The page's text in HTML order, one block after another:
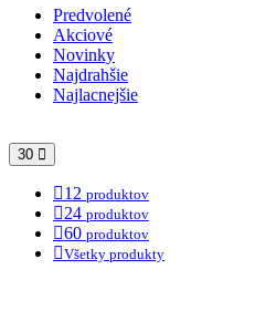
Predvolené
Akciové
Novinky
Najdrahšie
Najlacnejšie
30
12 produktov
24 produktov
60 produktov
Všetky produkty